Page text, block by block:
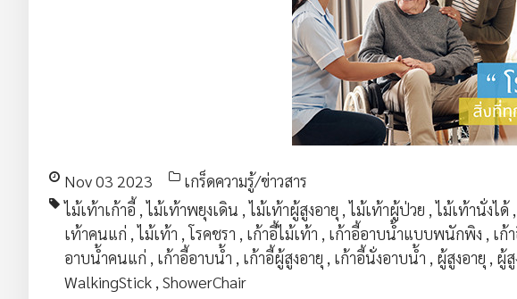
Nov 03 2023
เกร็ดความรู้/ข่าวสาร
ไม้เท้าเก้าอี้ ,ไม้เท้าพยุงเดิน ,ไม้เท้าผู้สูงอายุ ,ไม้เท้าผู้ป่วย ,ไม้เท้านั่งได้
เท้าคนแก่ ,ไม้เท้า ,โรคชรา , เก้าอี้ไม้เท้า , เก้าอี้อาบน้ำแบบพนักพิง , เก้
อาบน้ำคนแก่ , เก้าอี้อาบน้ำ , เก้าอี้ผู้สูงอายุ , เก้าอี้นั่งอาบน้ำ , ผู้สูงอายุ , ผู้สู
WalkingStick , ShowerChair